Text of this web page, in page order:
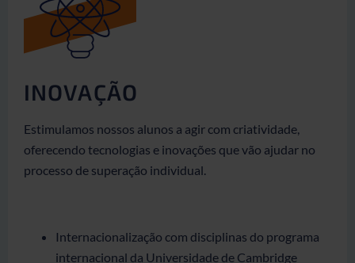
INOVAÇÃO
Estimulamos nossos alunos a agir com criatividade,
oferecendo tecnologias e inovações que vão ajudar no
processo de superação individual.
Internacionalização com disciplinas do programa
internacional da Universidade de Cambridge